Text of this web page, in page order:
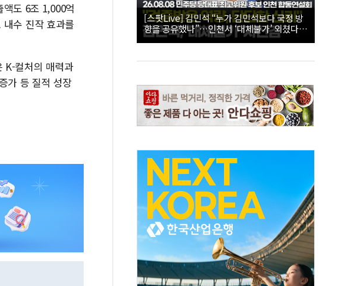
도 6조 1,000억
내수 진작 효과를
K-컬처의 매력과
가 등 질적 성장
[스팟Live] 김민석 “누가 김민석보다 국정 방
향을 공유했나”…인천서 ‘대체불가’ 외쳤다 |
26.08.08 더불어민주당 당대표·최고위원 후